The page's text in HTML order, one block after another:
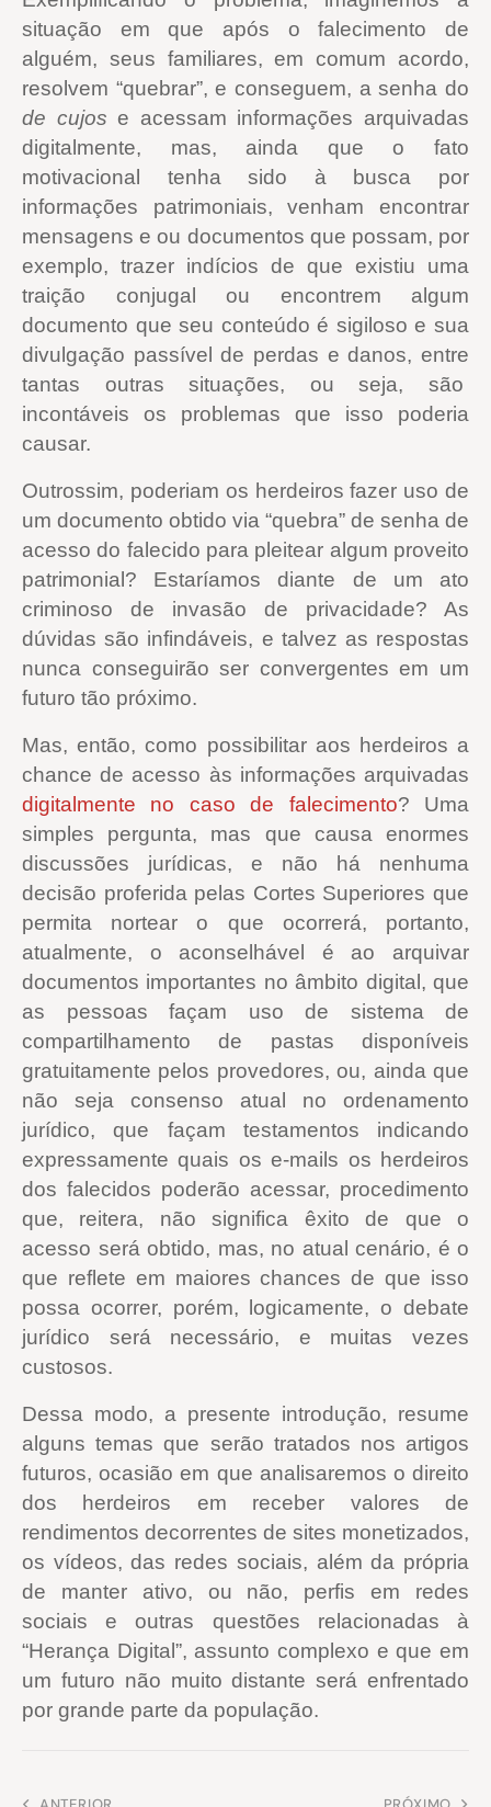
situação em que após o falecimento de
alguém, seus familiares, em comum acordo,
resolvem “quebrar”, e conseguem, a senha do
de cujos e acessam informações arquivadas
digitalmente, mas, ainda que o fato
motivacional tenha sido à busca por
informações patrimoniais, venham encontrar
mensagens e ou documentos que possam, por
exemplo, trazer indícios de que existiu uma
traição conjugal ou encontrem algum
documento que seu conteúdo é sigiloso e sua
divulgação passível de perdas e danos, entre
tantas outras situações, ou seja, são
incontáveis os problemas que isso poderia
causar.
Outrossim, poderiam os herdeiros fazer uso de
um documento obtido via “quebra” de senha de
acesso do falecido para pleitear algum proveito
patrimonial? Estaríamos diante de um ato
criminoso de invasão de privacidade? As
dúvidas são infindáveis, e talvez as respostas
nunca conseguirão ser convergentes em um
futuro tão próximo.
Mas, então, como possibilitar aos herdeiros a
chance de acesso às informações arquivadas
digitalmente no caso de falecimento? Uma
simples pergunta, mas que causa enormes
discussões jurídicas, e não há nenhuma
decisão proferida pelas Cortes Superiores que
permita nortear o que ocorrerá, portanto,
atualmente, o aconselhável é ao arquivar
documentos importantes no âmbito digital, que
as pessoas façam uso de sistema de
compartilhamento de pastas disponíveis
gratuitamente pelos provedores, ou, ainda que
não seja consenso atual no ordenamento
jurídico, que façam testamentos indicando
expressamente quais os e-mails os herdeiros
dos falecidos poderão acessar, procedimento
que, reitera, não significa êxito de que o
acesso será obtido, mas, no atual cenário, é o
que reflete em maiores chances de que isso
possa ocorrer, porém, logicamente, o debate
jurídico será necessário, e muitas vezes
custosos.
Dessa modo, a presente introdução, resume
alguns temas que serão tratados nos artigos
futuros, ocasião em que analisaremos o direito
dos herdeiros em receber valores de
rendimentos decorrentes de sites monetizados,
os vídeos, das redes sociais, além da própria
de manter ativo, ou não, perfis em redes
sociais e outras questões relacionadas à
“Herança Digital”, assunto complexo e que em
um futuro não muito distante será enfrentado
por grande parte da população.